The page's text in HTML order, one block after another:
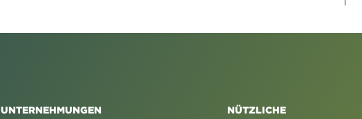
UNTERNEHMUNGEN
NÜTZLICHE